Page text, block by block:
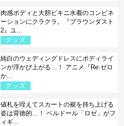
肉感ボディと大胆ビキニ水着のコンビネ
ーションにクラクラ。『ブラウンダスト
2』ユ...
グッズ
純白のウェディングドレスにボディライ
ンが浮かび上がる…！ アニメ『Re:ゼロ
か...
グッズ
値札を咥えてスカートの裾を持ち上げる
姿は背徳的…！ ベルドール「ロゼ」がフ
ィギ...